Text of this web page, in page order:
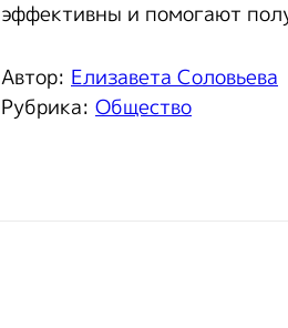
эффективны и помогают
Автор: Елизавета Соловьева
Рубрика: Общество